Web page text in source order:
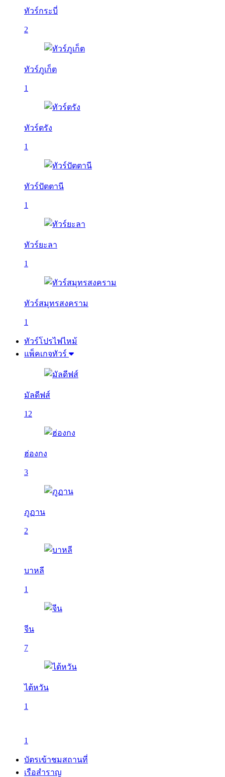
ทัวร์กระบี่
2
ทัวร์ภูเก็ต
1
ทัวร์ตรัง
1
ทัวร์ปัตตานี
1
ทัวร์ยะลา
1
ทัวร์สมุทรสงคราม
1
ทัวร์โปรไฟไหม้
แพ็คเกจทัวร์
มัลดีฟส์
12
ฮ่องกง
3
ภูฏาน
2
บาหลี
1
จีน
7
ไต้หวัน
1
1
บัตรเข้าชมสถานที่
เรือสำราญ